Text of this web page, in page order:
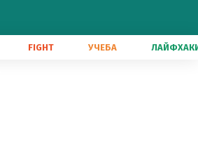
FIGHT УЧЕБА